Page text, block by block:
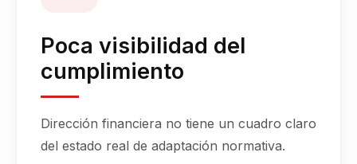
Poca visibilidad del
cumplimiento
Dirección financiera no tiene un cuadro claro
del estado real de adaptación normativa.